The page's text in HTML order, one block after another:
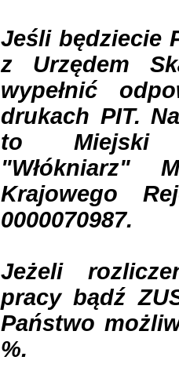
Jeśli będziecie
z Urzędem
wypełnić
drukach PIT.
to Miejski
"Włókniarz"
Krajowego
0000070987.
Jeżeli
pracy bądź
Państwo
%.